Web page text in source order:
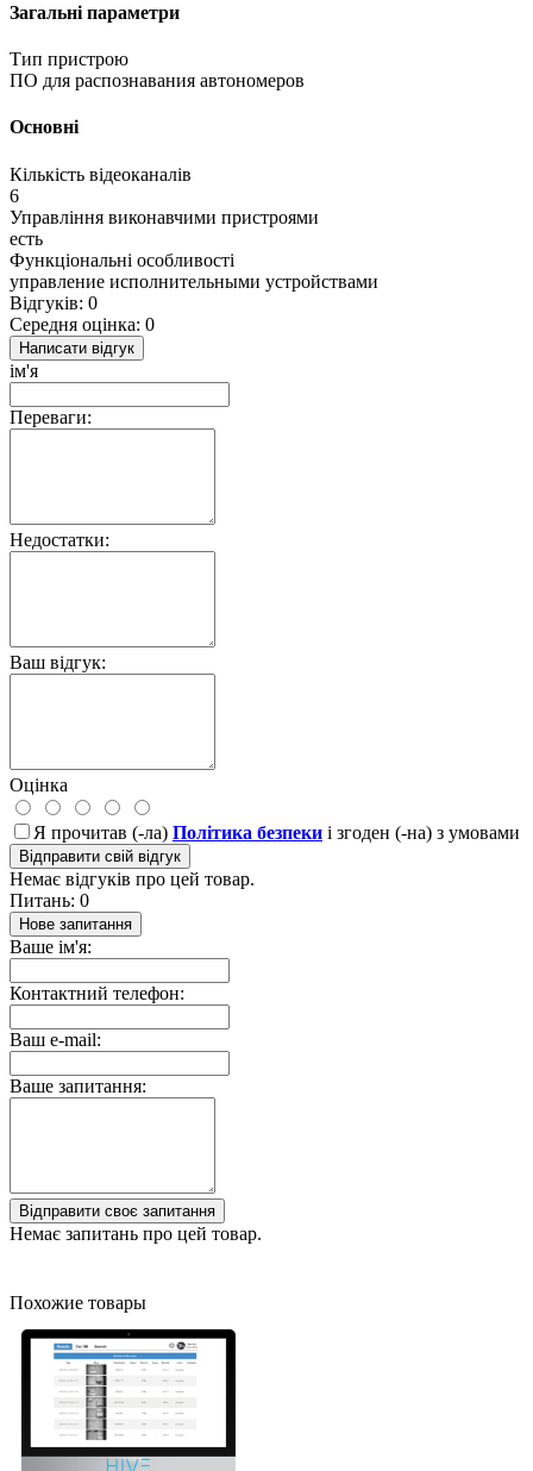
Загальні параметри
Тип пристрою
ПО для распознавания автономеров
Основні
Кількість відеоканалів
6
Управління виконавчими пристроями
есть
Функціональні особливості
управление исполнительными устройствами
Відгуків: 0
Середня оцінка: 0
Написати відгук
ім'я
Переваги:
Недостатки:
Ваш відгук:
Оцінка
Я прочитав (-ла) Політика безпеки і згоден (-на) з умовами
Відправити свій відгук
Немає відгуків про цей товар.
Питань: 0
Нове запитання
Ваше ім'я:
Контактний телефон:
Ваш e-mail:
Ваше запитання:
Відправити своє запитання
Немає запитань про цей товар.
Похожие товары